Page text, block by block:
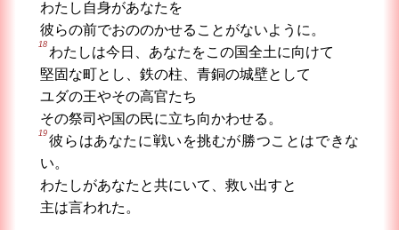
わたし自身があなたを
彼らの前でおののかせることがないように。
18
わたしは今日、あなたをこの国全土に向けて
堅固な町とし、鉄の柱、青銅の城壁として
ユダの王やその高官たち
その祭司や国の民に立ち向かわせる。
19
彼らはあなたに戦いを挑むが勝つことはできな
い。
わたしがあなたと共にいて、救い出すと
主は言われた。